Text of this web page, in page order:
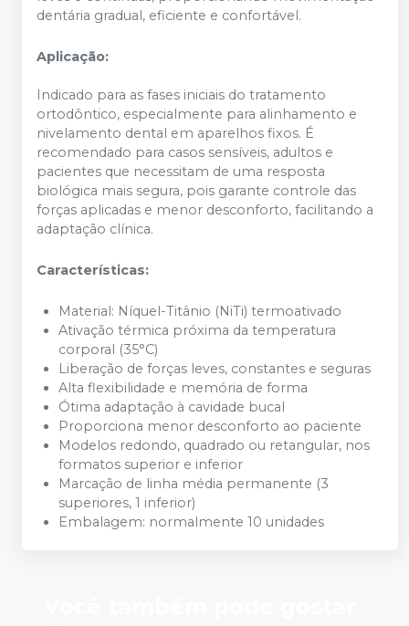
dentária gradual, eficiente e confortável.​
Aplicação:
Indicado para as fases iniciais do tratamento
ortodôntico, especialmente para alinhamento e
nivelamento dental em aparelhos fixos. É
recomendado para casos sensíveis, adultos e
pacientes que necessitam de uma resposta
biológica mais segura, pois garante controle das
forças aplicadas e menor desconforto, facilitando a
adaptação clínica.​
Características:
Material: Níquel-Titânio (NiTi) termoativado
Ativação térmica próxima da temperatura
corporal (35°C)
Liberação de forças leves, constantes e seguras
Alta flexibilidade e memória de forma
Ótima adaptação à cavidade bucal
Proporciona menor desconforto ao paciente
Modelos redondo, quadrado ou retangular, nos
formatos superior e inferior
Marcação de linha média permanente (3
superiores, 1 inferior)
Embalagem: normalmente 10 unidades